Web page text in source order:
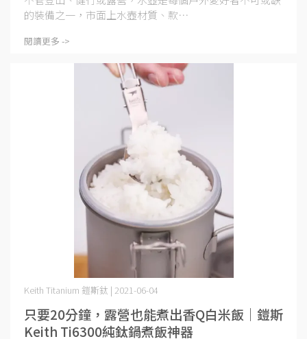
的裝備之一，市面上水壺材質、款⋯
閱讀更多 ->
只要20分鐘，露營也能煮出香Q白米飯｜鎧斯
Keith Ti6300純鈦鍋煮飯神器
Keith Titanium 鎧斯鈦 | 2021-06-04